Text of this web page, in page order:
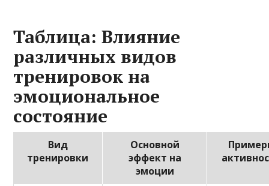
Таблица: Влияние
различных видов
тренировок на
эмоциональное
состояние
Вид
тренировки
Основной
эффект на
эмоции